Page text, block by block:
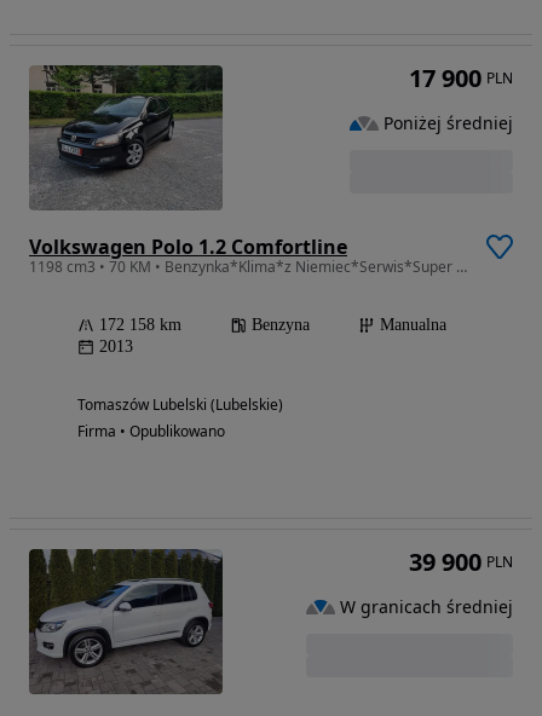
Volkswagen Polo 1.2 Comfortline
1198 cm3 • 70 KM • Benzynka*Klima*z Niemiec*Serwis*Super Stan*Igła**
172 158 km Benzyna
Manualna
2013
Tomaszów Lubelski (Lubelskie)
Firma • Opublikowano
17 900 PLN
Poniżej średniej
39 900 PLN
W granicach średniej